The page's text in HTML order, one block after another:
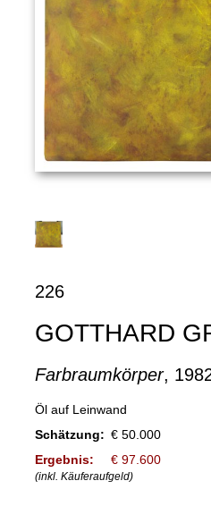
226
GOTTHARD
Farbraumkörper,
Öl auf Leinwand
Schätzung: € 50.000
Ergebnis:
€ 97.600
(inkl. Käuferaufgeld)